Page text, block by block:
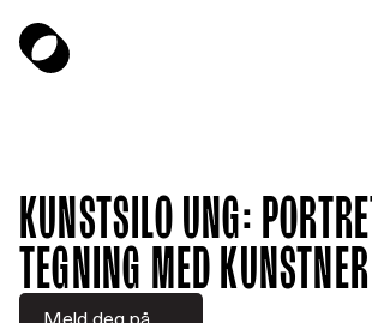
Kunstsilo UNG:
tegning med kunstner